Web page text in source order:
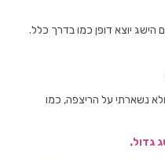
הישג יוצא דופן כמו בדרך כלל.
נשארתי על הריצפה, כמו
גדול.